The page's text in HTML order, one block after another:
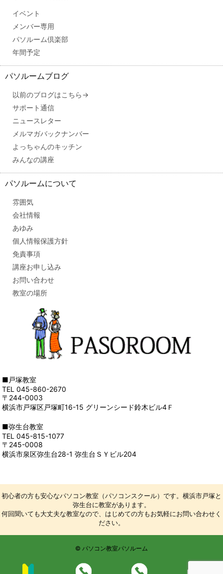
イベント
メンバー専用
パソルーム倶楽部
年間予定
パソルームブログ
以前のブログはこちら→
サポート通信
ニュースレター
メルマガバックナンバー
よっちゃんのキッチン
みんなの講座
パソルームについて
雰囲気
会社情報
あゆみ
個人情報保護方針
免責事項
講座お申し込み
お問い合わせ
教室の場所
■戸塚教室
TEL 045-860-2670
〒244-0003
横浜市戸塚区戸塚町16-15 グリーンシード鈴木ビル4Ｆ
■弥生台教室
TEL 045-815-1077
〒245-0008
横浜市泉区弥生台28-1 弥生台ＳＹビル204
初心者の方も安心なパソコン教室（パソコンスクール）です。横浜市戸塚と
弥生台に教室があります。
何回聞いても大丈夫な教室なので、はじめての方もお気軽にお問い合わせく
ださい。
© パソコン教室パソルーム